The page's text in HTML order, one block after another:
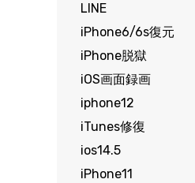
LINE
iPhone6/6s復元
iPhone脱獄
iOS画面録画
iphone12
iTunes修復
ios14.5
iPhone11